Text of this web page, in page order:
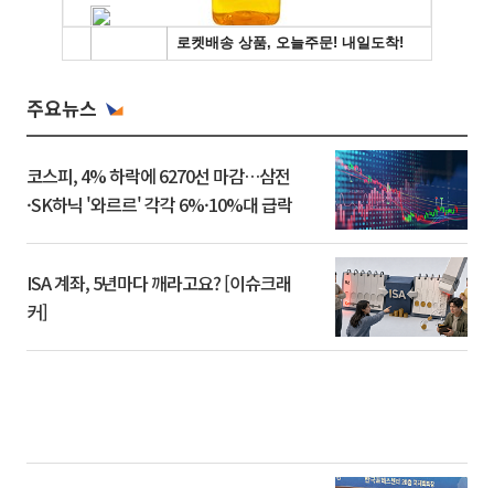
주요뉴스
코스피, 4% 하락에 6270선 마감…삼전
·SK하닉 '와르르' 각각 6%·10%대 급락
ISA 계좌, 5년마다 깨라고요? [이슈크래
커]